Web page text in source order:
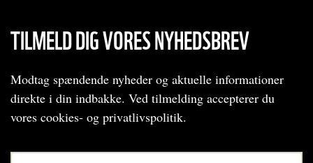
TILMELD DIG VORES NYHEDSBREV
Modtag spændende nyheder og aktuelle informationer
direkte i din indbakke. Ved tilmelding accepterer du
vores cookies- og privatlivspolitik.